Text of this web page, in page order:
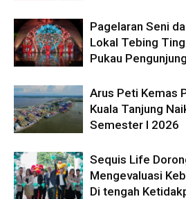
Pagelaran Seni
Lokal Tebing
Pukau Pengunjung
Arus Peti Kemas
Kuala Tanjung
Semester I 2026
Sequis Life
Mengevaluasi
Di tengah